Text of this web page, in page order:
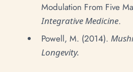
Modulation From Five
Integrative Medicine.
Powell, M. (2014).
Longevity.